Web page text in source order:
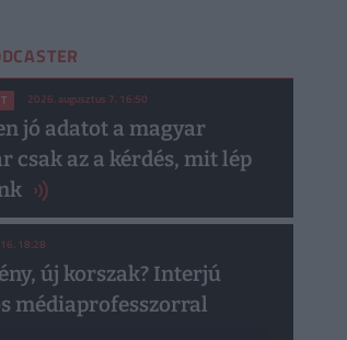
2026. augusztus 7. 16:50
jó adatot a magyar
csak az a kérdés, mit lép
18:28
új korszak? Interjú
médiaprofesszorral